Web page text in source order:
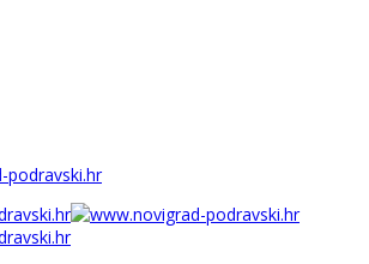
podravski.hr